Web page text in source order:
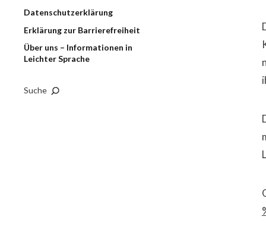
Datenschutzerklärung
Erklärung zur Barrierefreiheit
Über uns – Informationen in
Leichter Sprache
Suche